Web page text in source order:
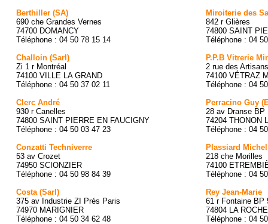
Berthiller (SA)
690 che Grandes Vernes
74700 DOMANCY
Téléphone : 04 50 78 15 14
Challoin (Sarl)
Zi 1 r Montréal
74100 VILLE LA GRAND
Téléphone : 04 50 37 02 11
Clerc André
930 r Canelles
74800 SAINT PIERRE EN FAUCIGNY
Téléphone : 04 50 03 47 23
Conzatti Techniverre
53 av Crozet
74950 SCIONZIER
Téléphone : 04 50 98 84 39
Costa (Sarl)
375 av Industrie ZI Prés Paris
74970 MARIGNIER
Téléphone : 04 50 34 62 48
Miroiterie des
842 r Glières
74800 SAINT
Téléphone : 04
P.P.B Vitrerie
2 rue des
74100 VÉTRAZ
Téléphone : 04
Perracino Guy
28 av Dranse BP
74204 THONON
Téléphone : 04
Plassiard Michel
218 che Morilles
74100
Téléphone : 04
Rey Jean-Marie
61 r Fontaine BP
74804 LA
Téléphone : 04